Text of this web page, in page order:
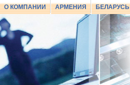
О КОМПАНИИ АРМЕНИЯ БЕЛАРУСЬ